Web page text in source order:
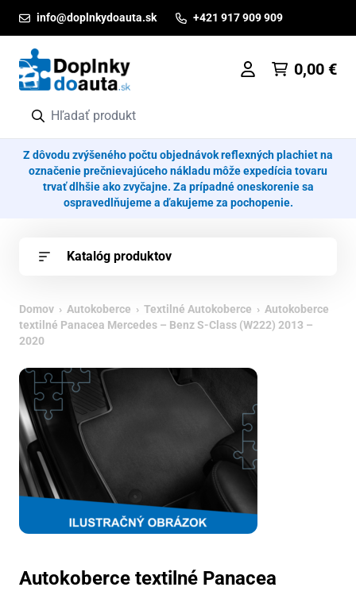
info@doplnkydoauta.sk +421 917 909 909
0,00 €
Z dôvodu zvýšeného počtu objednávok reflexných plachiet na
označenie prečnievajúceho nákladu môže expedícia tovaru
trvať dlhšie ako zvyčajne. Za prípadné oneskorenie sa
ospravedlňujeme a ďakujeme za pochopenie.
Katalóg produktov
Domov › Autokoberce › Textilné Autokoberce › Autokoberce
textilné Panacea Mercedes – Benz S-Class (W222) 2013 –
2020
Autokoberce textilné Panacea